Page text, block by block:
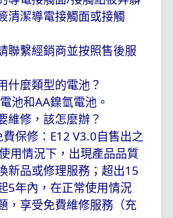
清潔導電接觸面或接觸
聯繫經銷商並按照售後服
什麼類型的電池？
池和AA鎳氫電池。
維修，該怎麼辦？
保修： E12 V3.0自售出之
用情況下，出現產品品質
新品或修理服務；超出15
5年內，在正常使用情況
，享受免費維修服務（充